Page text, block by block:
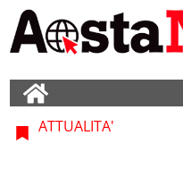
ATTUALITA'